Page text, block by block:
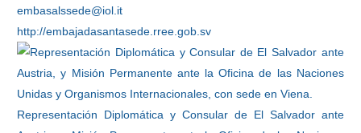
embasalssede@iol.it
http://embajadasantasede.rree.gob.sv
Representación Diplomática y Consular de El Salvador ante